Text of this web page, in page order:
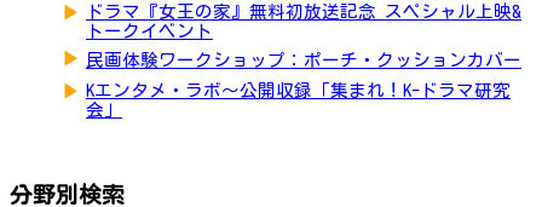
▶
ドラマ『女王の家』無料初放送記念 スペシャル上映&
トークイベント
▶ 民画体験ワークショップ：ポーチ・クッションカバー
▶ Kエンタメ・ラボ～公開収録「集まれ！K-ドラマ研究
会」
分野別検索